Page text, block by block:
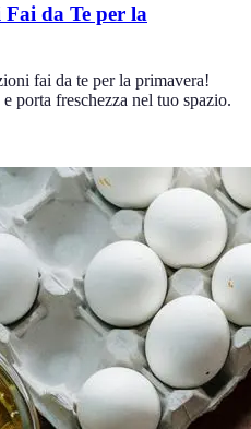
Fai da Te per la
fai da te per la primavera!
porta freschezza nel tuo spazio.